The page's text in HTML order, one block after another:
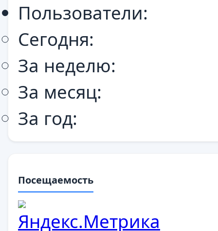
Пользователи:
Сегодня:
За неделю:
За месяц:
За год:
Посещаемость